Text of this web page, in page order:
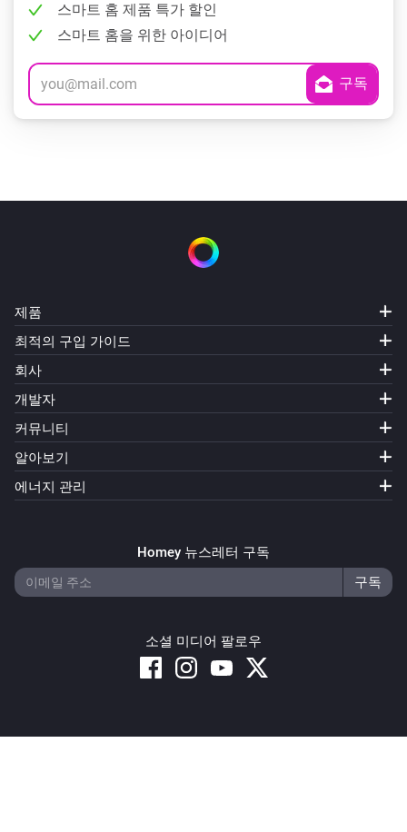
스마트 홈 제품 특가 할인
스마트 홈을 위한 아이디어
제품
최적의 구입 가이드
회사
개발자
커뮤니티
알아보기
에너지 관리
Homey 뉴스레터 구독
소셜 미디어 팔로우